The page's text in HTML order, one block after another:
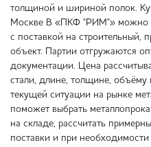
толщиной и шириной полок.
Москве В «ПКФ "РИМ"» можно
с поставкой на строительный,
объект. Партии отгружаются
документации. Цена
стали, длине, толщине, объёму
текущей ситуации на рынке
поможет выбрать
на складе, рассчитать
поставки и при необходимости